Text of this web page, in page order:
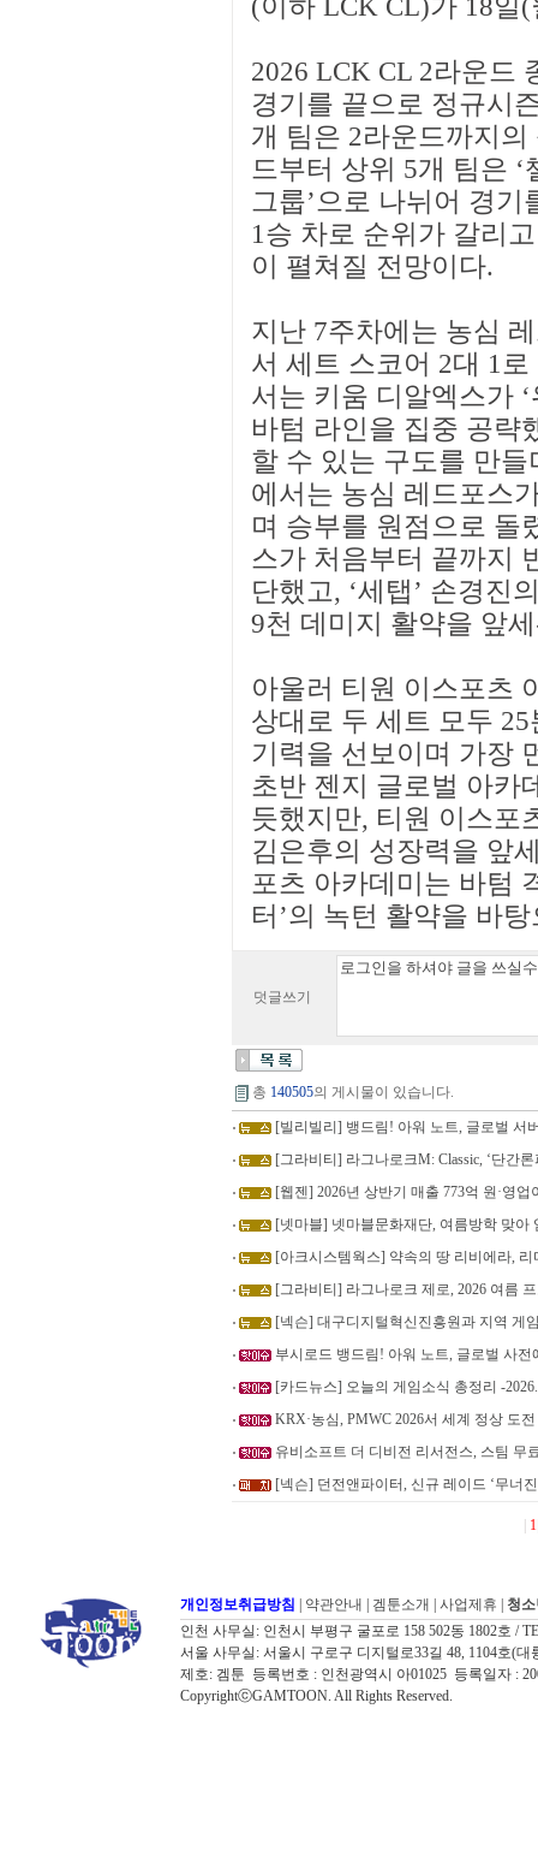
(이하 LCK CL)가 18일
2026 LCK CL 2라운드
경기를 끝으로 정규시
개 팀은 2라운드까지
드부터 상위 5개 팀은 ‘
그룹’으로 나뉘어 경
1승 차로 순위가 갈리
이 펼쳐질 전망이다.
지난 7주차에는 농심
서 세트 스코어 2대 1
서는 키움 디알엑스가
바텀 라인을 집중 공략
할 수 있는 구도를 만
에서는 농심 레드포스
며 승부를 원점으로 돌
스가 처음부터 끝까지
단했고, ‘세탭’ 손경진
9천 데미지 활약을 앞
아울러 티원 이스포츠
상대로 두 세트 모두
기력을 선보이며 가장
초반 젠지 글로벌 아카
듯했지만, 티원 이스포
김은후의 성장력을 앞
포츠 아카데미는 바텀
터’의 녹턴 활약을 바
덧글쓰기
총 140505의 게시물이 있습니다.
[빌리빌리] 뱅드림! 아워 노트, 글로벌 서
[그라비티] 라그나로크M: Classic, ‘단간
[웹젠] 2026년 상반기 매출 773억 원·영업
[넷마블] 넷마블문화재단, 여름방학 맞아
[아크시스템웍스] 약속의 땅 리비에라,
[그라비티] 라그나로크 제로, 2026 여름
[넥슨] 대구디지털혁신진흥원과 지역 게
부시로드 뱅드림! 아워 노트, 글로벌 사전
[카드뉴스] 오늘의 게임소식 총정리 -
KRX·농심, PMWC 2026서 세계 정상 도전
유비소프트 더 디비전 리서전스, 스팀 무
[넥슨] 던전앤파이터, 신규 레이드 ‘무너
1
개인정보취급방침 약관안내 겜툰소개 사업제휴
청
인천 사무실: 인천시 부평구 굴포로 158 502동 1802호 /
서울 사무실: 서울시 구로구 디지털로33길 48, 1104호(대
제호: 겜툰 등록번호 : 인천광역시 아01025 등록일자 :
CopyrightⓒGAMTOON. All Rights Reserved.